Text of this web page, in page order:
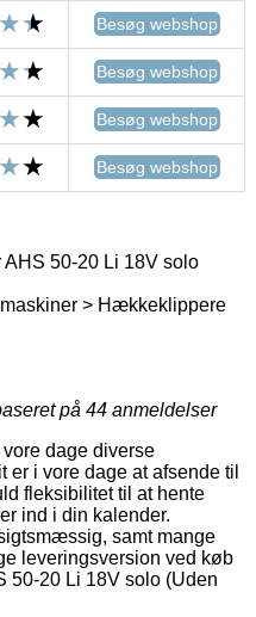
Besøg webshop
Besøg webshop
Besøg webshop
Besøg webshop
50-20 Li 18V solo
> Hækkeklippere
på 44 anmeldelser
dage diverse
i vore dage at afsende til
fleksibilitet til at hente
ind i din kalender.
samt mange
leveringsversion ved køb
50-20 Li 18V solo (Uden